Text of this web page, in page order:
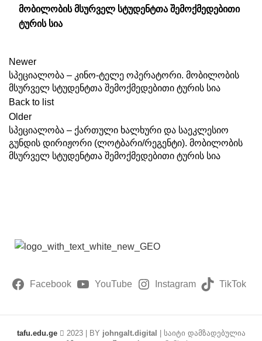
მობილობის მსურველ სტუდენტთა შემოქმედებითი
ტურის სია
Newer
სპეციალობა – კინო-ტელე ოპერატორი. მობილობის
მსურველ სტუდენტთა შემოქმედებითი ტურის სია
Back to list
Older
სპეციალობა – ქართული ხალხური და საეკლესიო
გუნდის დირიჟორი (ლოტბარი/რეგენტი). მობილობის
მსურველ სტუდენტთა შემოქმედებითი ტურის სია
Facebook YouTube Instagram TikTok
tafu.edu.ge 2023 | BY johngalt.digital
| საიტი დამზადებულია